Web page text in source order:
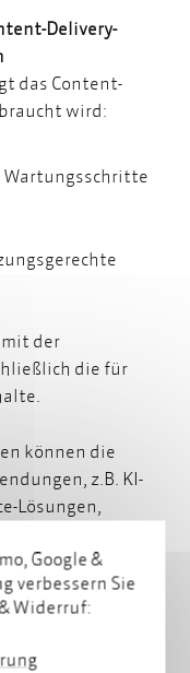
Delivery-
das Content-
wird:
Wartungsschritte
der
die für
können die
z.B. KI-
Lösungen,
Mehrwert: Weniger
Google &
verbessern Sie
Widerruf: